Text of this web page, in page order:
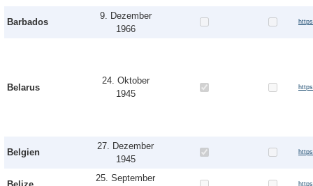
Barbados
9. Dezember
1966
Belarus
24. Oktober
1945
Belgien
27. Dezember
1945
25. September